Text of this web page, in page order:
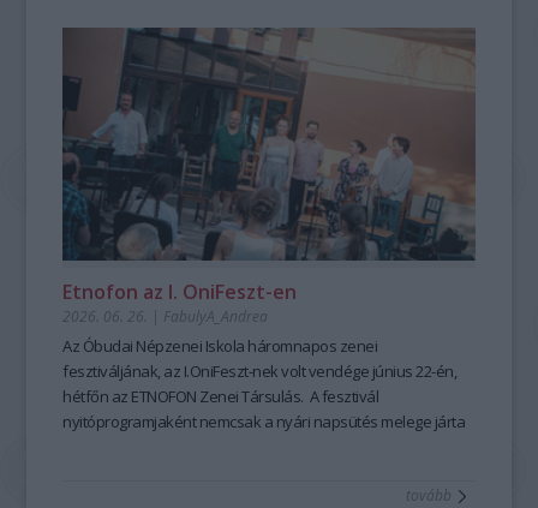
magabiztosabb megszólaláshoz, fellépéshez, segíti az
előadói, pedagógusi jelenlétet, fejleszti a meggyőző, hiteles
kommunikációt is – olyan készségeket, amelyek digitális
korunkban is hangsúlyozottan értékesek. Ehhez nyújt
nagyszerű lehetőséget az idén 25 éves Hagyományok Háza
ősszel induló képzése, mely pedagógusok és
közművelődési szakemberek számára kínál elmélyült
szakmai és gyakorlati tudást a szövegfolklór tanulásáról és
tanításának módszertanáról.
Évi
a
Hagyományok
Házában
-
Etnofon az I. OniFeszt-en
2026. 06. 26. | FabulyA_Andrea
Az Óbudai Népzenei Iskola háromnapos zenei
fesztiváljának, az I.OniFeszt-nek volt vendége június 22-én,
hétfőn az ETNOFON Zenei Társulás. A fesztivál
nyitóprogramjaként nemcsak a nyári napsütés melege járta
tovább